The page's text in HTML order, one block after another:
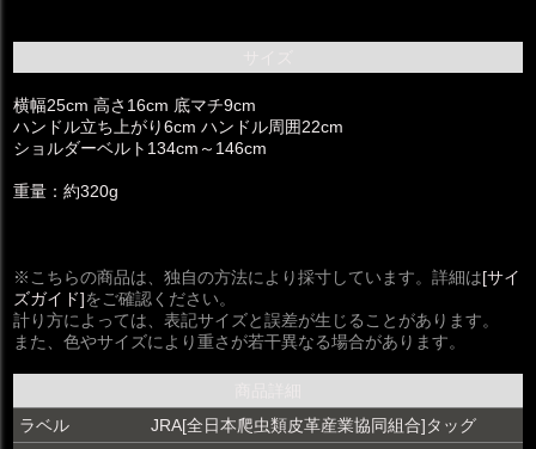
横幅25cm 高さ16cm 底マチ9cm
ハンドル立ち上がり6cm ハンドル周囲22cm
ショルダーベルト134cm～146cm
重量：約320g
※こちらの商品は、独自の方法により採寸しています。詳細は[サイ
ズガイド]をご確認ください。
計り方によっては、表記サイズと誤差が生じることがあります。
また、色やサイズにより重さが若干異なる場合があります。
ラベル
JRA[全日本爬虫類皮革産業協同組合]タッグ